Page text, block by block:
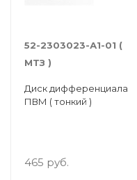
52-2303023-А1-01 (
МТЗ )
Диск дифференциала
ПВМ ( тонкий )
465 руб.